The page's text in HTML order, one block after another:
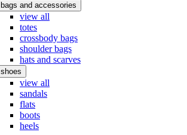
bags and accessories
view all
totes
crossbody bags
shoulder bags
hats and scarves
shoes
view all
sandals
flats
boots
heels